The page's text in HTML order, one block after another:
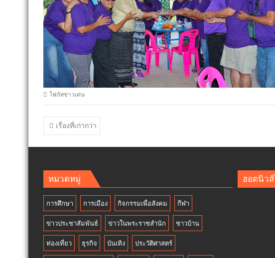
โฟกัสข่าวเด่น
แนะแนว
เรื่อง
เรื่องที่เก่ากว่า
หมวดหมู่
การศึกษา การเมือง กิจกรรมเพื่อสังคม กีฬา
ข่าวประชาสัมพันธ์ ข่าวในพระราชสำนัก ชาวบ้าน
ท่องเที่ยว ธุรกิจ บันเทิง ประวัติศาสตร์
ฮอตนิว